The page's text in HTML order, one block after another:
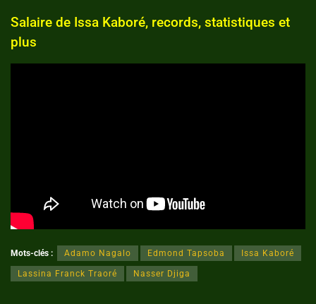
Salaire de Issa Kaboré, records, statistiques et
plus
Mots-clés : Adamo Nagalo Edmond Tapsoba Issa Kaboré
Lassina Franck Traoré Nasser Djiga